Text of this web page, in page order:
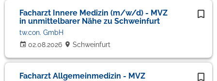
Facharzt Innere Medizin (m/w/d) - MVZ
in unmittelbarer Nähe zu Schweinfurt
02.08.2026
tw.con. GmbH
Schweinfurt
Facharzt Allgemeinmedizin - MVZ